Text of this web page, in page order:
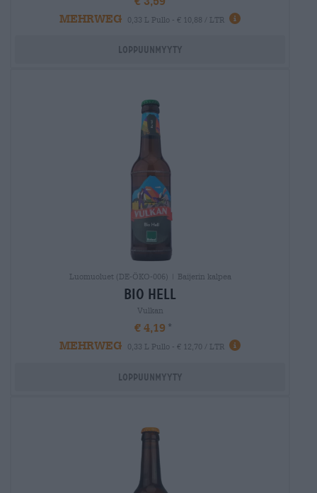
MEHRWEG
0,33 L Pullo - € 10,88 / LTR
Loppuunmyyty
Luomuoluet (DE-ÖKO-006) | Baijerin kalpea
bio hell
Vulkan
€ 4,19
MEHRWEG
0,33 L Pullo - € 12,70 / LTR
Loppuunmyyty